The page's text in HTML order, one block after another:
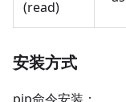
(read)
安装方式